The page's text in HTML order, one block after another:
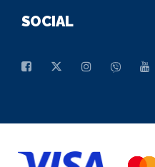
SOCIAL